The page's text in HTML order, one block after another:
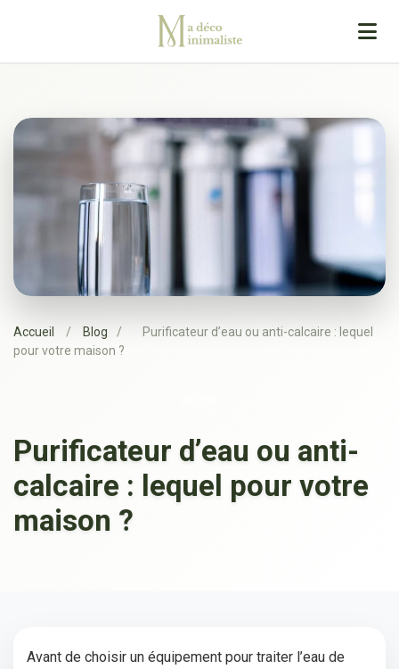
Accueil / Blog /
Purificateur d’eau ou anti-calcaire : lequel
pour votre maison ?
Purificateur d’eau ou anti-
calcaire : lequel pour votre
maison ?
Avant de choisir un équipement pour traiter l’eau de